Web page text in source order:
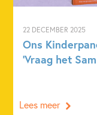
22 DECEMBER 2025
Ons
‘Vraag het
Lees meer